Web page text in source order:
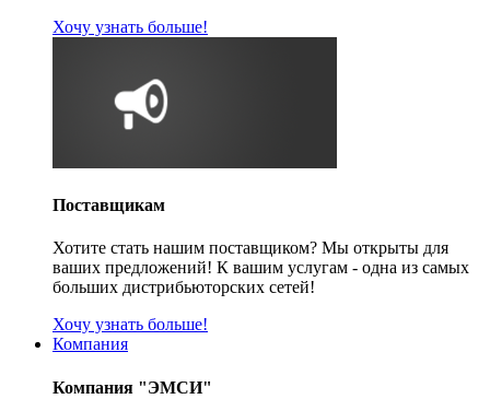
Хочу узнать больше!
Поставщикам
Хотите стать нашим поставщиком? Мы открыты для
ваших предложений! К вашим услугам - одна из самых
больших дистрибьюторских сетей!
Хочу узнать больше!
Компания
Компания "ЭМСИ"